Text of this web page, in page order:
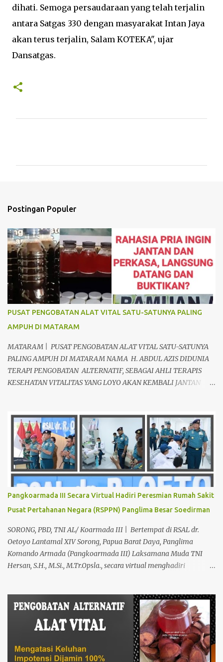
dihati. Semoga persaudaraan yang telah terjalin
antara Satgas 330 dengan masyarakat Intan Jaya
akan terus terjalin, Salam KOTEKA", ujar
Dansatgas.
r
Postingan Populer
PUSAT PENGOBATAN ALAT VITAL SATU-SATUNYA PALING
AMPUH DI MATARAM
MATARAM | PUSAT PENGOBATAN ALAT VITAL SATU-SATUNYA
PALING AMPUH DI MATARAM NAMA H. ABDUL AZIS DIDUNIA
TERAPI PENGOBATAN ALTERNATIF, SEBAGAI AHLI TERAPIS
KESEHATAN VITALITAS YANG LOYO AKAN KEMBALI JANTAN
Prakteknya Yang sudah menyebar diseluruh daerah di Indonesia
Sangat Dibutuhkan di Mata Warga Membuat Pengobatan
Keperkasaan Pria, H. Abdul Azis sangat direkomendasikan. ANDA
INGIN MENCARI PENGOBATAN KEPERKASAAN Paling Ampuh Di
Kota Terdekat Di Mataram,? Kami Solusinya Jituh Ampuh , Tepat
Serta Dengan Waktu Yang Cepat Untuk Menyembuhkan Berbagai
keluhan Alat Vital Yang Anda Derita Atau Kurang Percaya Diri.
Pilih Salah Satu Keahlian Nya Sebab Pengobatan TRADISIONAL
Kami Memberikan Solusi Untuk Keharmonisan Rumah Tangga
Yang Benar-benar Manjur Khasiatnya, Dan Bertanggung Jawab
Serta Bergaransi.? Kali ini, H. Abdul Azis Hadir Di Pro...
Pangkoarmada III Secara Virtual Hadiri Peresmian Rumah Sakit
Pusat Pertahanan Negara (RSPPN) Panglima Besar Soedirman
SORONG, PBD, TNI AL/ Koarmada III | Bertempat di RSAL dr.
Oetoyo Lantamal XIV Sorong, Papua Barat Daya, Panglima
Komando Armada (Pangkoarmada III) Laksamana Muda TNI
Hersan, S.H., M.Si., M.Tr.Opsla., secara virtual menghadiri
tersebar di seluruh Indonesia, oleh Presiden Republik Indonesia Ir.
H. Jokowi Widodo yang didampingi Menteri Pertahanan RI
Prabowo Subianto, adapun peresmian tersebut diselenggarakan di
RSPPN, Jl. RC. Veteran Raya No.178, Bintaro, Kec. Pesanggrahan,
Kota Jakarta Selatan. Senin (19/02/24). Presiden Republik